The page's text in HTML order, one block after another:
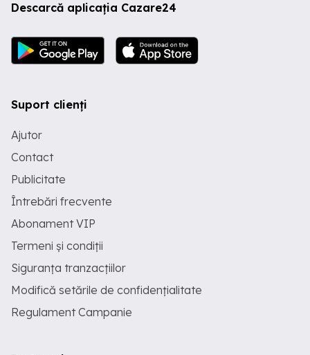
Descarcă aplicația Cazare24
Suport clienți
Ajutor
Contact
Publicitate
Întrebări frecvente
Abonament VIP
Termeni și condiții
Siguranța tranzacțiilor
Modifică setările de confidențialitate
Regulament Campanie